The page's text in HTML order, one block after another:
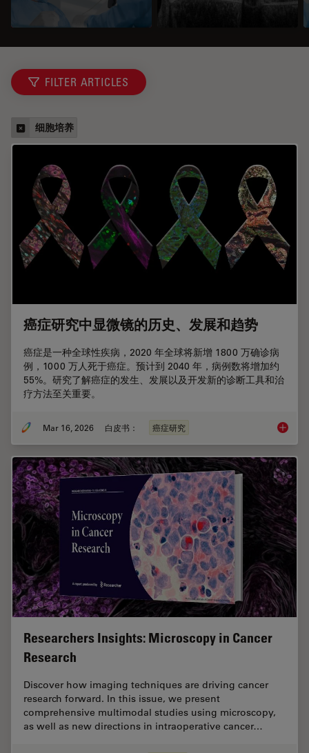
FILTER ARTICLES
细胞培养
癌症研究中显微镜的历史、发展和趋势
癌症是一种全球性疾病，2020 年全球将新增 1800 万确诊病
例，1000 万人死于癌症。预计到 2040 年，病例数将增加约
55%。研究了解癌症的发生、发展以及开发新的诊断工具和治
疗方法至关重要。
Mar 16, 2026 白皮书： 癌症研究 癌症研
Researchers Insights: Microscopy in Cancer
Research
Discover how imaging techniques are driving cancer
research forward. In this issue, we present
comprehensive multimodal studies using microscopy,
as well as new directions in intraoperative cancer…